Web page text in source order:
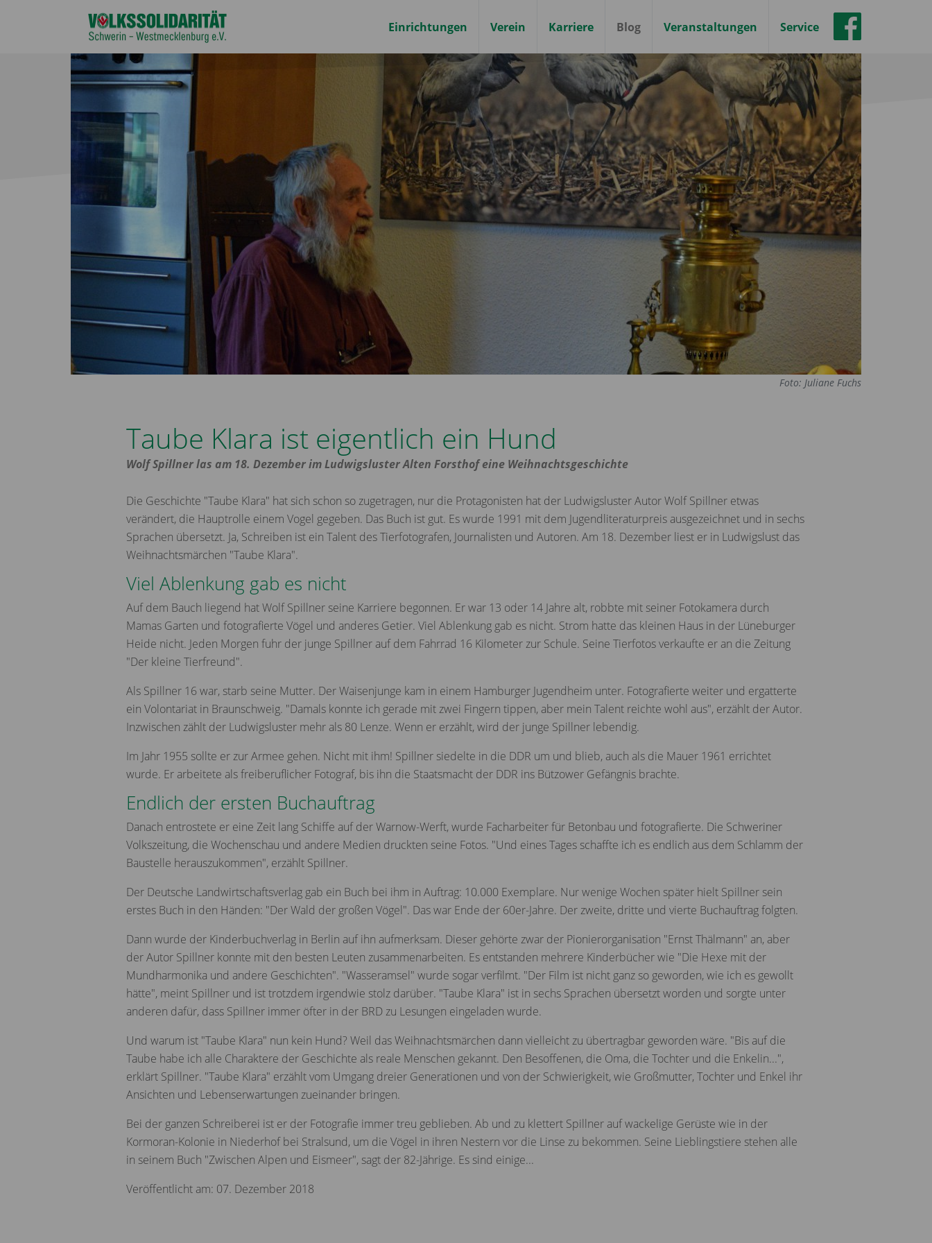
Einrichtungen Verein Karriere Blog Veranstaltungen Service
Foto: Juliane Fuchs
Taube Klara ist eigentlich ein Hund
Wolf Spillner las am 18. Dezember im Ludwigsluster Alten Forsthof eine Weihnachtsgeschichte
Die Geschichte "Taube Klara" hat sich schon so zugetragen, nur die Protagonisten hat der Ludwigsluster Autor Wolf Spillner etwas
verändert, die Hauptrolle einem Vogel gegeben. Das Buch ist gut. Es wurde 1991 mit dem Jugendliteraturpreis ausgezeichnet und in sechs
Sprachen übersetzt. Ja, Schreiben ist ein Talent des Tierfotografen, Journalisten und Autoren. Am 18. Dezember liest er in Ludwigslust das
Weihnachtsmärchen "Taube Klara".
Viel Ablenkung gab es nicht
Auf dem Bauch liegend hat Wolf Spillner seine Karriere begonnen. Er war 13 oder 14 Jahre alt, robbte mit seiner Fotokamera durch
Mamas Garten und fotografierte Vögel und anderes Getier. Viel Ablenkung gab es nicht. Strom hatte das kleinen Haus in der Lüneburger
Heide nicht. Jeden Morgen fuhr der junge Spillner auf dem Fahrrad 16 Kilometer zur Schule. Seine Tierfotos verkaufte er an die Zeitung
"Der kleine Tierfreund".
Als Spillner 16 war, starb seine Mutter. Der Waisenjunge kam in einem Hamburger Jugendheim unter. Fotografierte weiter und ergatterte
ein Volontariat in Braunschweig. "Damals konnte ich gerade mit zwei Fingern tippen, aber mein Talent reichte wohl aus", erzählt der Autor.
Inzwischen zählt der Ludwigsluster mehr als 80 Lenze. Wenn er erzählt, wird der junge Spillner lebendig.
Im Jahr 1955 sollte er zur Armee gehen. Nicht mit ihm! Spillner siedelte in die DDR um und blieb, auch als die Mauer 1961 errichtet
wurde. Er arbeitete als freiberuflicher Fotograf, bis ihn die Staatsmacht der DDR ins Bützower Gefängnis brachte.
Endlich der ersten Buchauftrag
Danach entrostete er eine Zeit lang Schiffe auf der Warnow-Werft, wurde Facharbeiter für Betonbau und fotografierte. Die Schweriner
Volkszeitung, die Wochenschau und andere Medien druckten seine Fotos. "Und eines Tages schaffte ich es endlich aus dem Schlamm der
Baustelle herauszukommen", erzählt Spillner.
Der Deutsche Landwirtschaftsverlag gab ein Buch bei ihm in Auftrag: 10.000 Exemplare. Nur wenige Wochen später hielt Spillner sein
erstes Buch in den Händen: "Der Wald der großen Vögel". Das war Ende der 60er-Jahre. Der zweite, dritte und vierte Buchauftrag folgten.
Dann wurde der Kinderbuchverlag in Berlin auf ihn aufmerksam. Dieser gehörte zwar der Pionierorganisation "Ernst Thälmann" an, aber
der Autor Spillner konnte mit den besten Leuten zusammenarbeiten. Es entstanden mehrere Kinderbücher wie "Die Hexe mit der
Mundharmonika und andere Geschichten". "Wasseramsel" wurde sogar verfilmt. "Der Film ist nicht ganz so geworden, wie ich es gewollt
hätte", meint Spillner und ist trotzdem irgendwie stolz darüber. "Taube Klara" ist in sechs Sprachen übersetzt worden und sorgte unter
anderen dafür, dass Spillner immer öfter in der BRD zu Lesungen eingeladen wurde.
Und warum ist "Taube Klara" nun kein Hund? Weil das Weihnachtsmärchen dann vielleicht zu übertragbar geworden wäre. "Bis auf die
Taube habe ich alle Charaktere der Geschichte als reale Menschen gekannt. Den Besoffenen, die Oma, die Tochter und die Enkelin...",
erklärt Spillner. "Taube Klara" erzählt vom Umgang dreier Generationen und von der Schwierigkeit, wie Großmutter, Tochter und Enkel ihr
Ansichten und Lebenserwartungen zueinander bringen.
Bei der ganzen Schreiberei ist er der Fotografie immer treu geblieben. Ab und zu klettert Spillner auf wackelige Gerüste wie in der
Kormoran-Kolonie in Niederhof bei Stralsund, um die Vögel in ihren Nestern vor die Linse zu bekommen. Seine Lieblingstiere stehen alle
in seinem Buch "Zwischen Alpen und Eismeer", sagt der 82-Jährige. Es sind einige...
Veröffentlicht am: 07. Dezember 2018